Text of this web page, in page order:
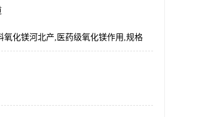
氧化镁河北产,医药级氧化镁作用,规格